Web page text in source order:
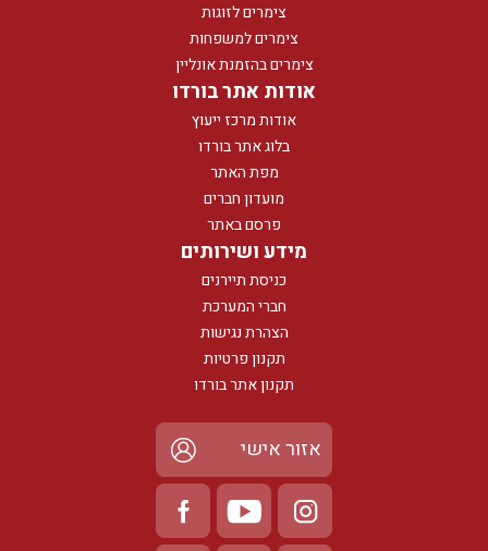
צימרים לזוגות
צימרים למשפחות
צימרים בהזמנת אונליין
אודות אתר בורדו
אודות מרכז ייעוץ
בלוג אתר בורדו
מפת האתר
מועדון חברים
פרסם באתר
מידע ושירותים
כניסת תיירנים
חברי המערכת
הצהרת נגישות
תקנון פרטיות
תקנון אתר בורדו
אזור אישי